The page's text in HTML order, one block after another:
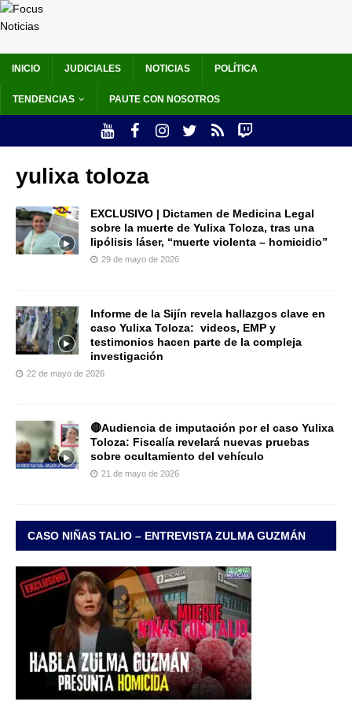
INICIO JUDICIALES NOTICIAS POLÍTICA
TENDENCIAS PAUTE CON NOSOTROS
yulixa toloza
EXCLUSIVO | Dictamen de Medicina Legal
sobre la muerte de Yulixa Toloza, tras una
lipólisis láser, “muerte violenta – homicidio”
29 de mayo de 2026
Informe de la Sijín revela hallazgos clave en
caso Yulixa Toloza: videos, EMP y
testimonios hacen parte de la compleja
investigación
22 de mayo de 2026
🔴Audiencia de imputación por el caso Yulixa
Toloza: Fiscalía revelará nuevas pruebas
sobre ocultamiento del vehículo
21 de mayo de 2026
CASO NIÑAS TALIO – ENTREVISTA ZULMA GUZMÁN